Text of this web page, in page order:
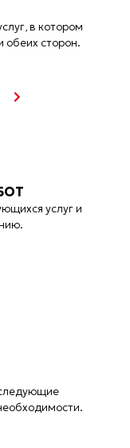
в котором
обеих сторон.
услуг и